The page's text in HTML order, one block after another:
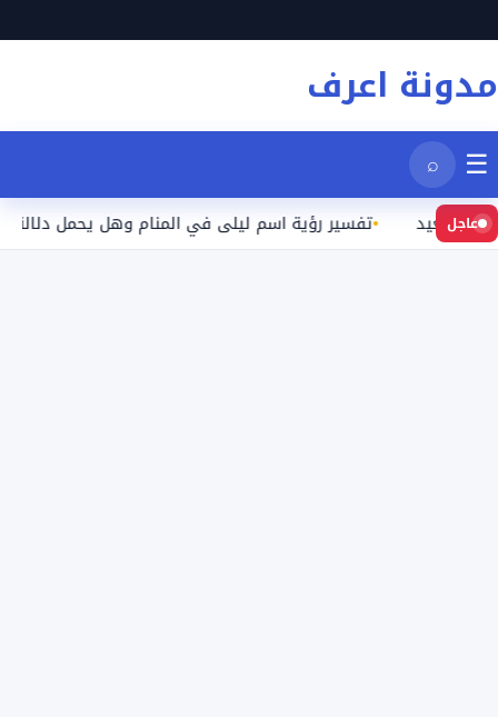
إلى
المحتوى
مدونة اعرف
☰
⌕
عاجل تفسير رؤية اسم ليلى في المنام وهل يحمل دلالة محددة؟